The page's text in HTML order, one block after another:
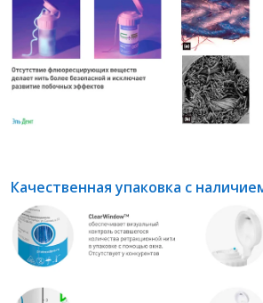
Качественная упаковка с